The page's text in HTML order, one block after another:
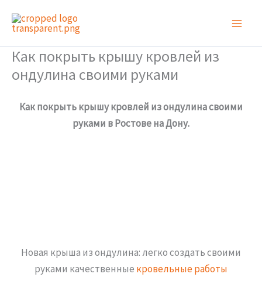
Как покрыть крышу кровлей из
ондулина своими руками
Как покрыть крышу кровлей из ондулина своими
руками в Ростове на Дону.
Новая крыша из ондулина: легко создать своими
руками качественные кровельные работы